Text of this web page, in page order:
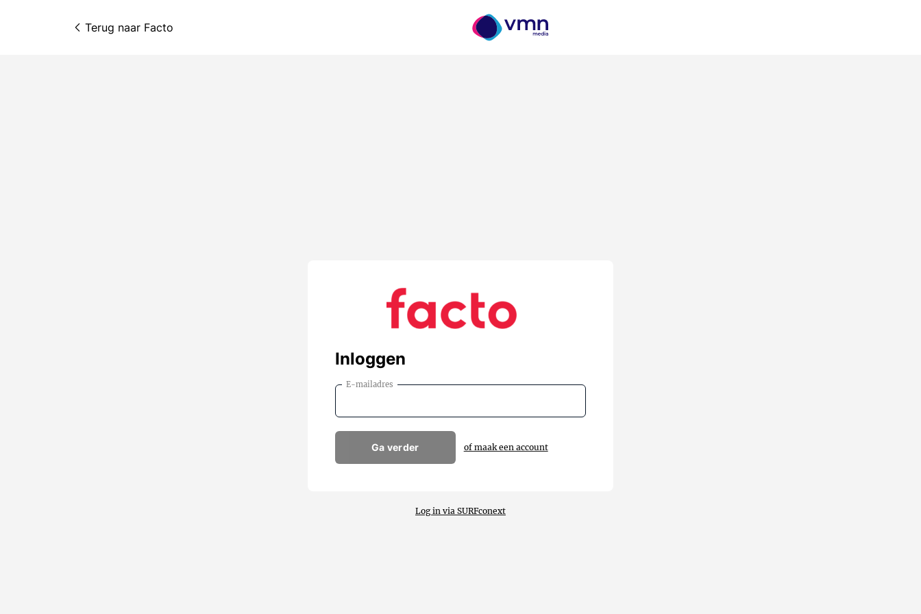
Terug naar Facto
Inloggen
E-mailadres
Ga verder of maak een account
Log in via SURFconext